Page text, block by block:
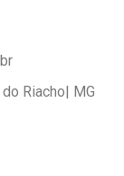
Riacho| MG